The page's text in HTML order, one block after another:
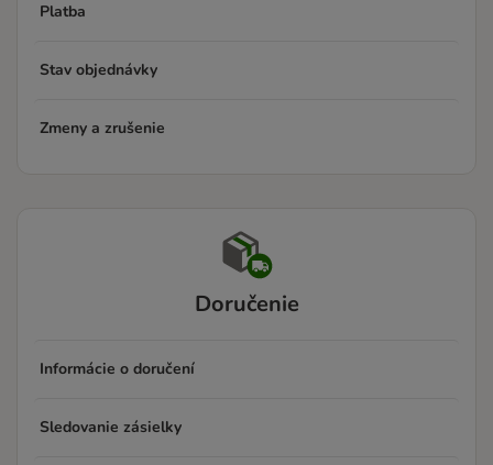
Platba
Stav objednávky
Zmeny a zrušenie
Doručenie
Informácie o doručení
Sledovanie zásielky